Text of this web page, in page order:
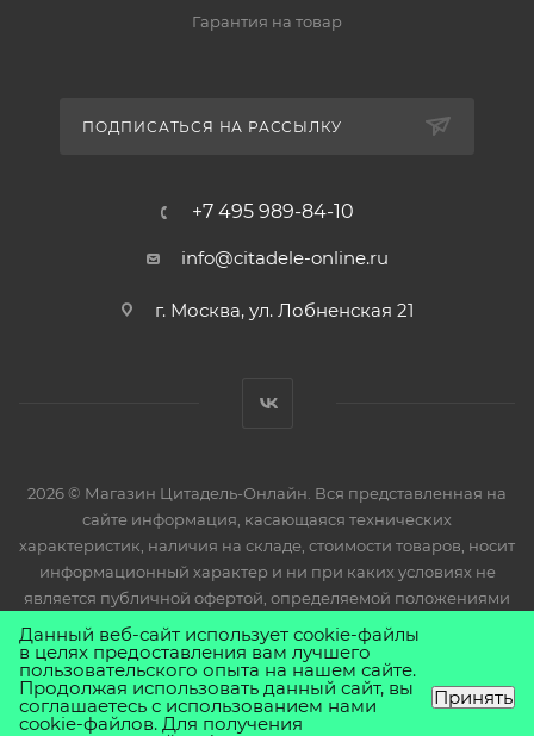
Гарантия на товар
ПОДПИСАТЬСЯ НА РАССЫЛКУ
+7 495 989-84-10
info@citadele-online.ru
г. Москва, ул. Лобненская 21
2026 © Магазин Цитадель-Онлайн. Вся представленная на
сайте информация, касающаяся технических
характеристик, наличия на складе, стоимости товаров, носит
информационный характер и ни при каких условиях не
является публичной офертой, определяемой положениями
Статьи 437(2) Гражданского кодекса РФ.
Данный веб-сайт использует cookie-файлы
в целях предоставления вам лучшего
пользовательского опыта на нашем сайте.
Продолжая использовать данный сайт, вы
соглашаетесь с использованием нами
cookie-файлов. Для получения
Принять